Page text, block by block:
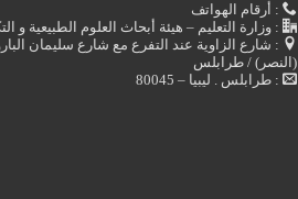
: أرقام الهواتف
: وزارة التعليم – هيئة أبحاث العلوم الطبيعية و
: شارع الزاوية عند التفرع مع شارع سليمان
(النصر) / طرابلس
: طرابلس . ليبيا – 80045